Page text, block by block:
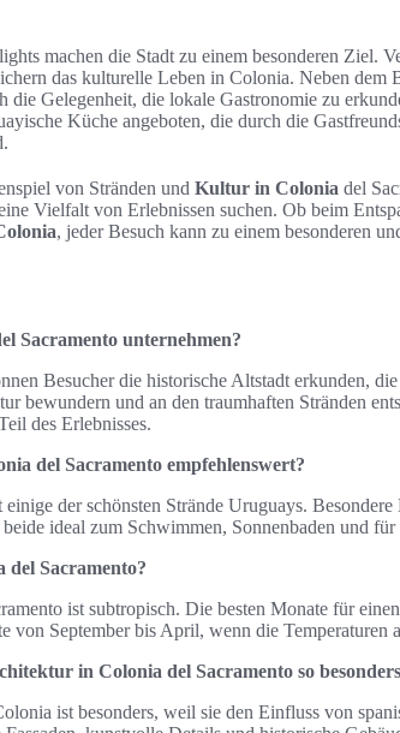
machen die Stadt zu einem besonderen Ziel.
das kulturelle Leben in Colonia. Neben dem
die Gelegenheit, die lokale Gastronomie zu
Küche angeboten, die durch die
von Stränden und Kultur in Colonia del
Vielfalt von Erlebnissen suchen. Ob beim
, jeder Besuch kann zu einem besonderen
Sacramento unternehmen?
Besucher die historische Altstadt erkunden,
bewundern und an den traumhaften Stränden
des Erlebnisses.
del Sacramento empfehlenswert?
der schönsten Strände Uruguays.
ideal zum Schwimmen, Sonnenbaden und für
del Sacramento?
ist subtropisch. Die besten Monate für
von September bis April, wenn die Temperaturen
in Colonia del Sacramento so
ist besonders, weil sie den Einfluss von